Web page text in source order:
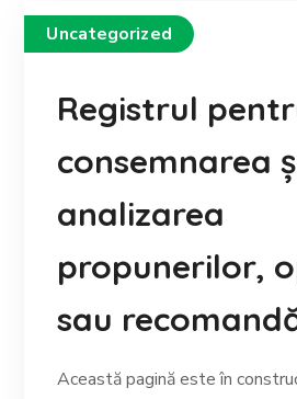
Uncategorized
Registrul
consemnarea
analizarea
propunerilor,
sau
Această pagină este în